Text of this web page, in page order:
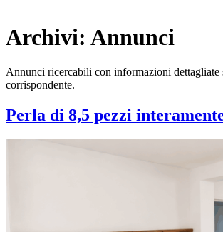
Archivi: Annunci
Annunci ricercabili con informazioni dettagliate
corrispondente.
Perla di 8,5 pezzi